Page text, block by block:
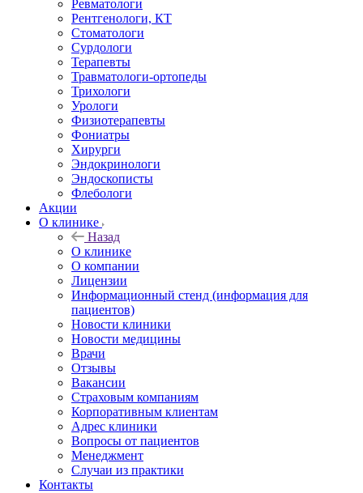
Ревматологи
Рентгенологи, КТ
Стоматологи
Сурдологи
Терапевты
Травматологи-ортопеды
Трихологи
Урологи
Физиотерапевты
Фониатры
Хирурги
Эндокринологи
Эндоскописты
Флебологи
Акции
О клинике
Назад
О клинике
О компании
Лицензии
Информационный стенд (информация для
пациентов)
Новости клиники
Новости медицины
Врачи
Отзывы
Вакансии
Страховым компаниям
Корпоративным клиентам
Адрес клиники
Вопросы от пациентов
Менеджмент
Случаи из практики
Контакты